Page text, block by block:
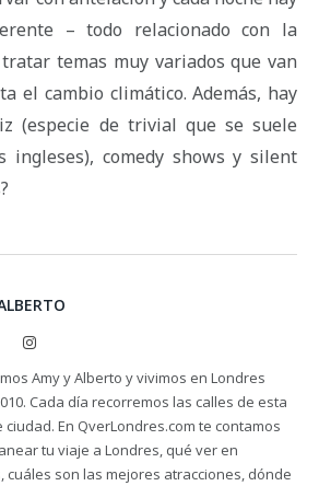
– todo relacionado con la
temas muy variados que van
el cambio climático. Además, hay
(especie de trivial que se suele
ingleses), comedy shows y silent
Instagram
Amy y Alberto y vivimos en Londres
Cada día recorremos las calles de esta
ciudad. En QverLondres.com te contamos
tu viaje a Londres, qué ver en
cuáles son las mejores atracciones, dónde